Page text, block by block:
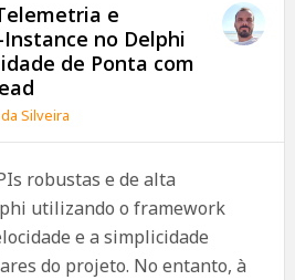
e
no Delphi
de Ponta com
Silveira
robustas e de alta
utilizando o framework
e a simplicidade
do projeto. No entanto, à